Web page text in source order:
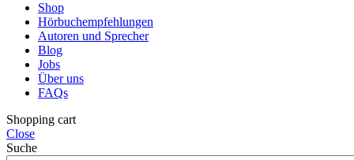
Shop
Hörbuchempfehlungen
Autoren und Sprecher
Blog
Jobs
Über uns
FAQs
Shopping cart
Close
Suche